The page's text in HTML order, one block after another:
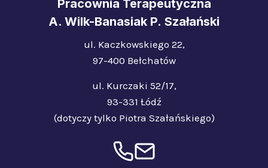
Pracownia Terapeutyczna
A. Wilk-Banasiak P. Szałański
ul. Kaczkowskiego 22,
97-400 Bełchatów
ul. Kurczaki 52/17,
93-331 Łódź
(dotyczy tylko Piotra Szałańskiego)